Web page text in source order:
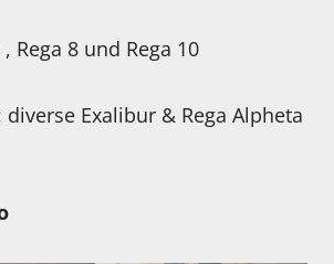
, Rega 8 und Rega 10
Exalibur & Rega Alpheta